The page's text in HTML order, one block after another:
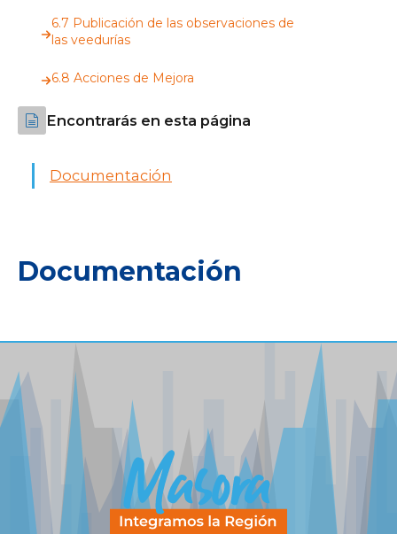
6.7 Publicación de las observaciones de
las veedurías
6.8 Acciones de Mejora
Encontrarás en esta página
Documentación
Documentación